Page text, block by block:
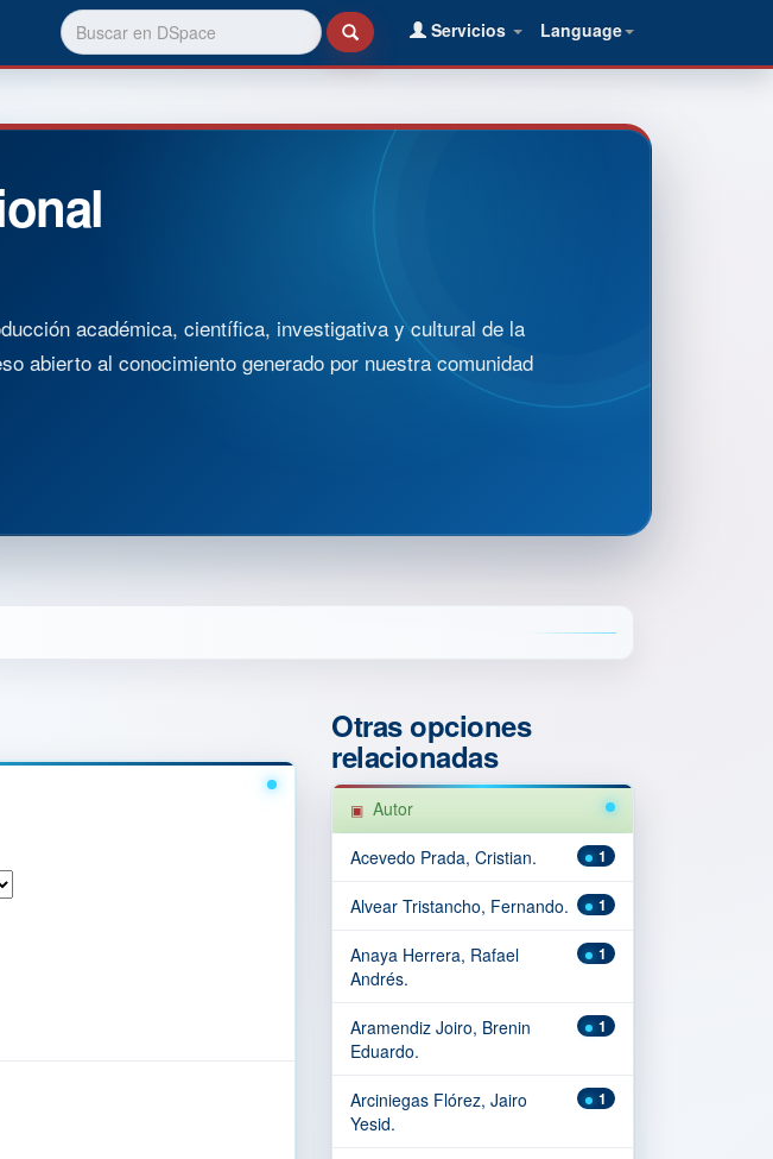
Language
Servicios
académica, científica, investigativa y cultural de la
abierto al conocimiento generado por nuestra comunidad
Otras opciones
relacionadas
Autor
1
Acevedo Prada, Cristian.
1
Alvear Tristancho, Fernando.
1
Anaya Herrera, Rafael
Andrés.
1
Aramendiz Joiro, Brenin
Eduardo.
1
Arciniegas Flórez, Jairo
Yesid.